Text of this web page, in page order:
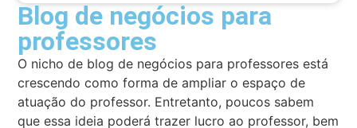
Blog de negócios para
professores
O nicho de blog de negócios para professores está
crescendo como forma de ampliar o espaço de
atuação do professor. Entretanto, poucos sabem
que essa ideia poderá trazer lucro ao professor, bem